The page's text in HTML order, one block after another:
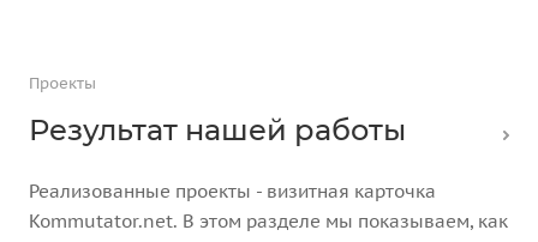
Проекты
Результат нашей работы
Реализованные проекты - визитная карточка
Kommutator.net. В этом разделе мы показываем, как